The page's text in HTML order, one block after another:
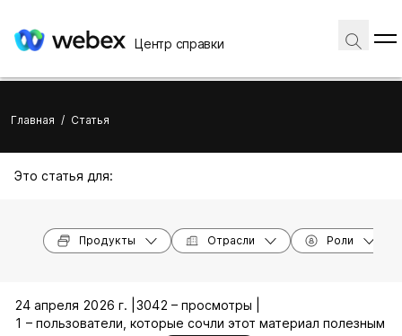
Центр справки
Главная / Статья
Это статья для:
Продукты Отрасли Роли
24 апреля 2026 г. | 3042 – просмотры |
1 – пользователи, которые сочли этот материал полезным